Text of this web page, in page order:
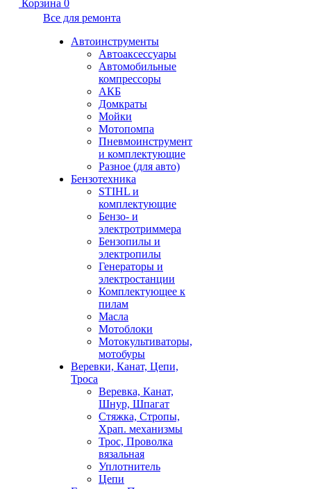
Корзина 0
Все для ремонта
Автоинструменты
Автоаксессуары
Автомобильные
компрессоры
АКБ
Домкраты
Мойки
Мотопомпа
Пневмоинструмент
и комплектующие
Разное (для авто)
Бензотехника
STIHL и
комплектующие
Бензо- и
электротриммера
Бензопилы и
электропилы
Генераторы и
электростанции
Комплектующее к
пилам
Масла
Мотоблоки
Мотокультиваторы,
мотобуры
Веревки, Канат, Цепи,
Троса
Веревка, Канат,
Шнур, Шпагат
Стяжка, Стропы,
Храп. механизмы
Трос, Проволка
вязальная
Уплотнитель
Цепи